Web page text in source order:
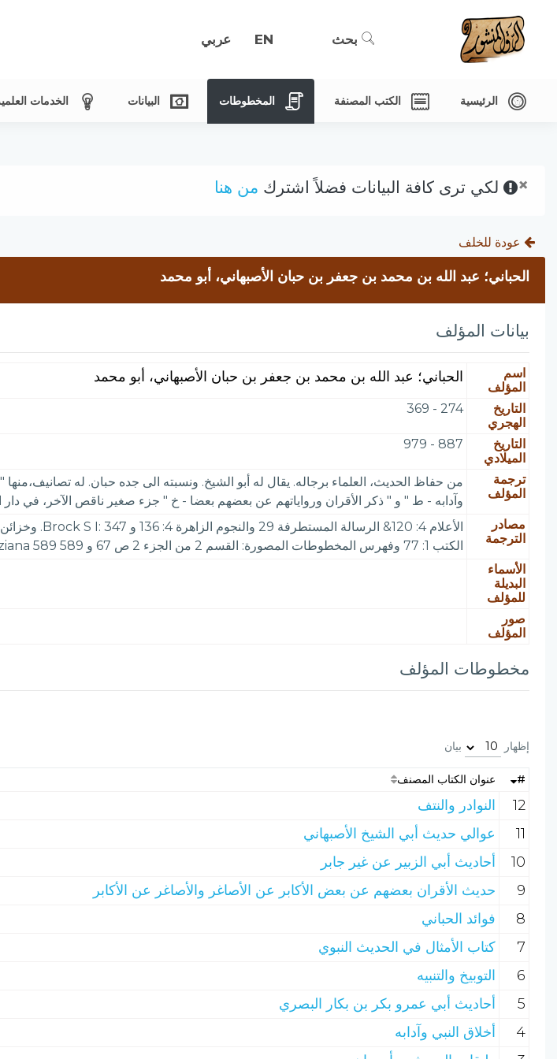
بحث EN عربي
الرئيسية الكتب المصنفة المخطوطات البيانات الخدمات
× لكي ترى كافة البيانات فضلاً اشترك من هنا
عودة للخلف
الحباني؛ عبد الله بن محمد بن جعفر بن حبان الأصبهاني، أبو محمد
بيانات المؤلف
اسم
المؤلف
الحباني؛ عبد الله بن محمد بن جعفر بن حبان الأصبهاني، أبو محمد
التاريخ
الهجري
274 - 369
التاريخ
الميلادي
887 - 979
ترجمة
المؤلف
من حفاظ الحديث، العلماء برجاله. يقال له أبو الشيخ. ونسبته الى جده حبان. له تصانيف،منها
وآدابه - ط " و " ذكر الأقران ورواياتهم عن بعضهم بعضا - خ " جزء صغير ناقص الآخر، في دار
مصادر
الترجمة
الكتب 1: 77 وفهرس المخطوطات المصورة: القسم 2 من الجزء 2 ص 67 و 589 Catalogue Ambroziana 589
الأسماء
البديلة
للمؤلف
صور
المؤلف
مخطوطات المؤلف
إظهار بيان
# عنوان الكتاب المصنف
12 النوادر والنتف
11
عوالي حديث أبي الشيخ الأصبهاني
10
أحاديث أبي الزبير عن غير جابر
9
حديث الأقران بعضهم عن بعض الأكابر عن الأصاغر والأصاغر عن الأكابر
8
فوائد الحباني
7
كتاب الأمثال في الحديث النبوي
6
التوبيخ والتنبيه
5
أحاديث أبي عمرو بكر بن بكار البصري
4
أخلاق النبي وآدابه